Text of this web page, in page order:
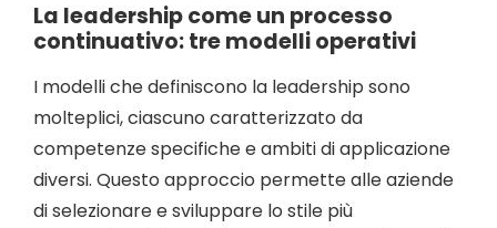
La leadership come un processo
continuativo: tre modelli operativi
I modelli che definiscono la leadership sono
molteplici, ciascuno caratterizzato da
competenze specifiche e ambiti di applicazione
diversi. Questo approccio permette alle aziende
di selezionare e sviluppare lo stile più